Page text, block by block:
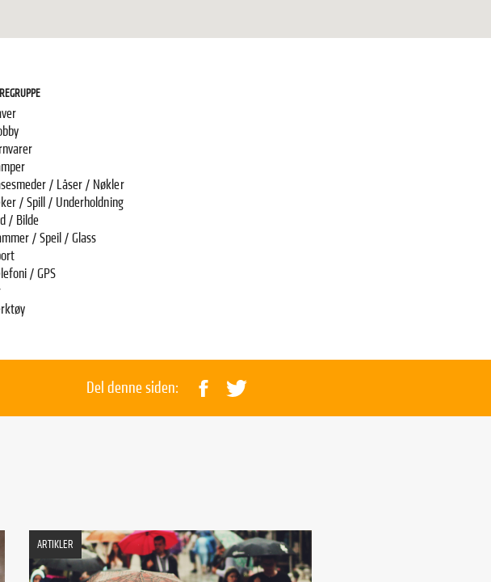
/ Låser / Nøkler
/ Spill / Underholdning
/ Bilde
/ Speil / Glass
/ GPS
Del denne siden:
ARTIKLER